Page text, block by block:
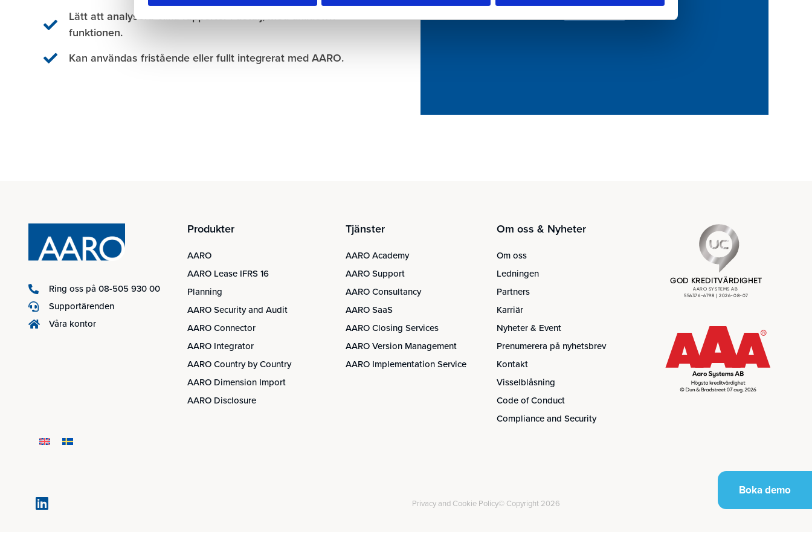
Lätt att analysera olika rapporter i detalj, med drilldown-
funktionen.
Kan användas fristående eller fullt integrerat med AARO.
Ring oss på 08-505 930 00
Supportärenden
Våra kontor
Boka demo
Produkter
AARO
AARO Lease IFRS 16
Planning
AARO Security and Audit
AARO Connector
AARO Integrator
AARO Country by Country
AARO Dimension Import
AARO Disclosure
Tjänster
AARO Academy
AARO Support
AARO Consultancy
AARO SaaS
AARO Closing Services
AARO Version Management
AARO Implementation Service
Om oss & Nyheter
Om oss
Ledningen
Partners
Karriär
Nyheter & Event
Prenumerera på nyhetsbrev
Kontakt
Visselblåsning
Code of Conduct
Compliance and Security
Privacy and Cookie Policy© Copyright 2026